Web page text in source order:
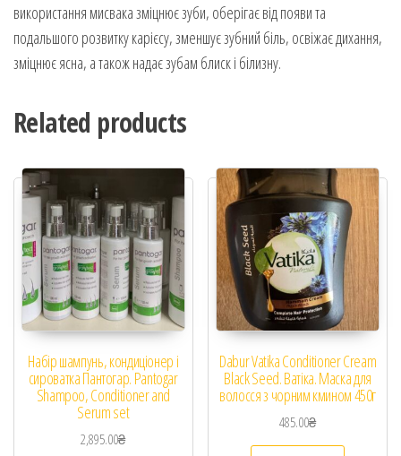
використання мисвака зміцнює зуби, оберігає від появи та
подальшого розвитку карієсу, зменшує зубний біль, освіжає дихання,
зміцнює ясна, а також надає зубам блиск і білизну.
Related products
Набір шампунь, кондиціонер і
сироватка Пантогар. Pantogar
Shampoo, Conditioner and
Serum set
2,895.00₴
Dabur Vatika Conditioner Cream
Black Seed. Ватіка. Маска для
волосся з чорним кмином 450г
485.00₴